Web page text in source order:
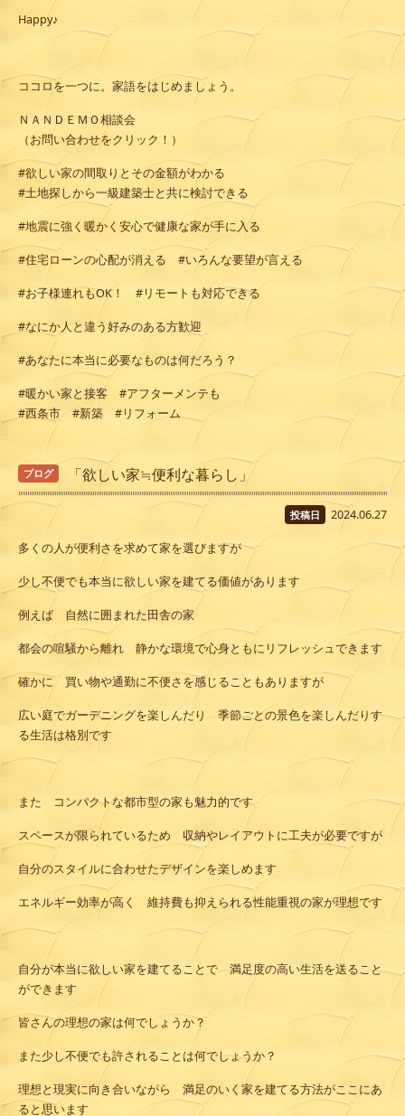
Happy♪
ココロを一つに。家語をはじめましょう。
ＮＡＮＤＥＭＯ相談会
（お問い合わせをクリック！）
#欲しい家の間取りとその金額がわかる
#土地探しから一級建築士と共に検討できる
#地震に強く暖かく安心で健康な家が手に入る
#住宅ローンの心配が消える #いろんな要望が言える
#お子様連れもOK！ #リモートも対応できる
#なにか人と違う好みのある方歓迎
#あなたに本当に必要なものは何だろう？
#暖かい家と接客 #アフターメンテも
#西条市 #新築 #リフォーム
ブログ 「欲しい家≒便利な暮らし」
投稿日 2024.06.27
多くの人が便利さを求めて家を選びますが
少し不便でも本当に欲しい家を建てる価値があります
例えば 自然に囲まれた田舎の家
都会の喧騒から離れ 静かな環境で心身ともにリフレッシュできます
確かに 買い物や通勤に不便さを感じることもありますが
広い庭でガーデニングを楽しんだり 季節ごとの景色を楽しんだりす
る生活は格別です
また コンパクトな都市型の家も魅力的です
スペースが限られているため 収納やレイアウトに工夫が必要ですが
自分のスタイルに合わせたデザインを楽しめます
エネルギー効率が高く 維持費も抑えられる性能重視の家が理想です
自分が本当に欲しい家を建てることで 満足度の高い生活を送ること
ができます
皆さんの理想の家は何でしょうか？
また少し不便でも許されることは何でしょうか？
理想と現実に向き合いながら 満足のいく家を建てる方法がここにあ
ると思います